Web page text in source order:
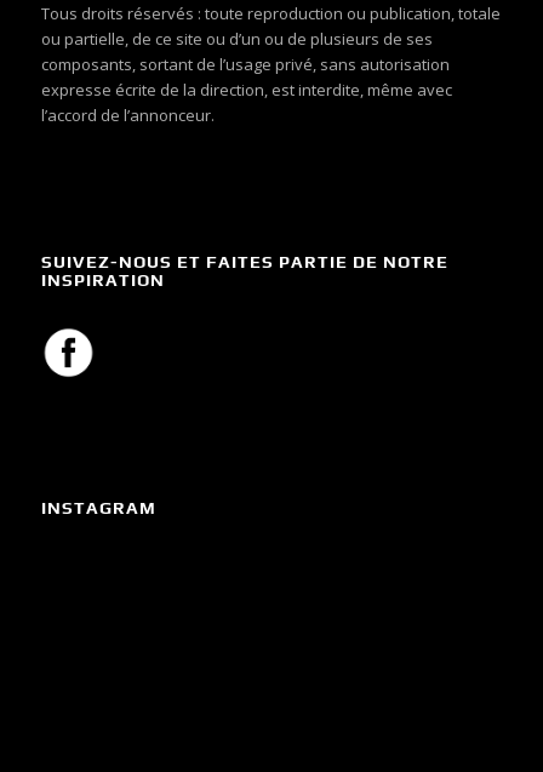
Tous droits réservés : toute reproduction ou publication, totale
ou partielle, de ce site ou d’un ou de plusieurs de ses
composants, sortant de l’usage privé, sans autorisation
expresse écrite de la direction, est interdite, même avec
l’accord de l’annonceur.
SUIVEZ-NOUS ET FAITES PARTIE DE NOTRE
INSPIRATION
INSTAGRAM